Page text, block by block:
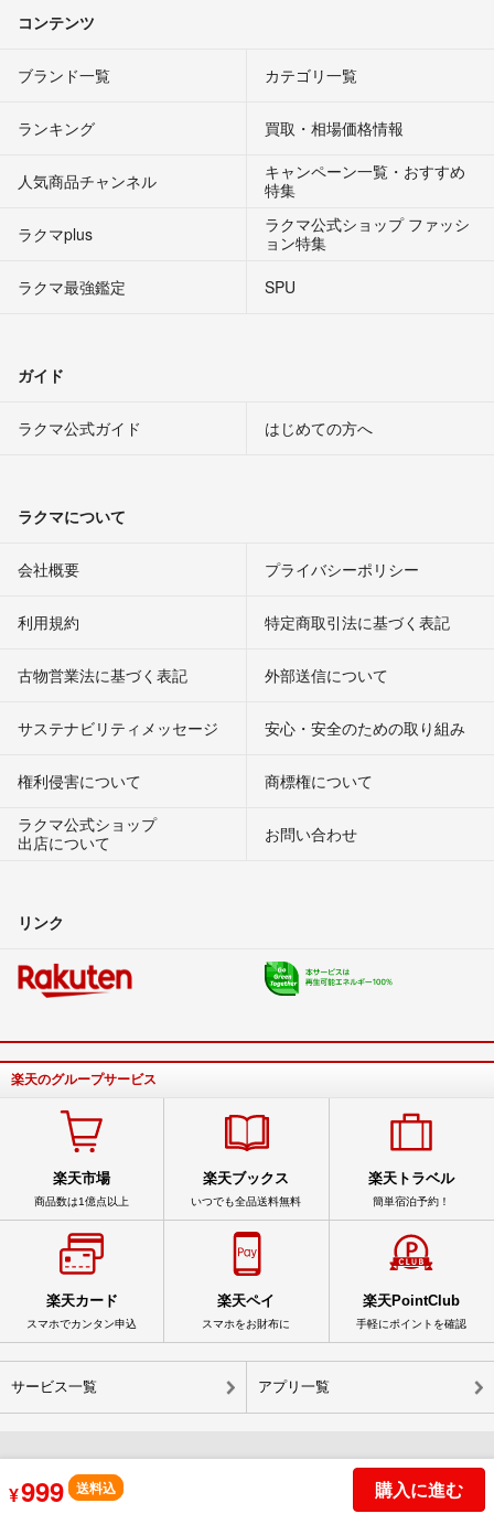
¥999 送料込 購入に進む
コンテンツ
ブランド一覧 カテゴリ一覧
ランキング 買取・相場価格情報
人気商品チャンネル
キャンペーン一覧・おすすめ
特集
ラクマplus
ラクマ公式ショップ ファッシ
ョン特集
ラクマ最強鑑定
SPU
ガイド
ラクマ公式ガイド はじめての方へ
ラクマについて
会社概要 プライバシーポリシー
利用規約 特定商取引法に基づく表記
古物営業法に基づく表記 外部送信について
サステナビリティメッセージ 安心・安全のための取り組み
権利侵害について
商標権について
ラクマ公式ショップ
出店について
お問い合わせ
リンク
楽天のグループサービス
楽天市場
商品数は1億点以上
楽天ブックス
いつでも全品送料無料
楽天トラベル
簡単宿泊予約！
楽天カード
スマホでカンタン申込
楽天ペイ
スマホをお財布に
楽天PointClub
手軽にポイントを確認
サービス一覧 アプリ一覧